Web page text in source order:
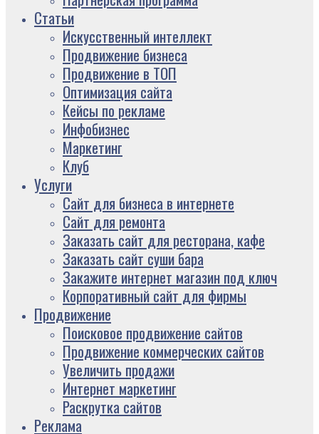
Статьи
Искусственный интеллект
Продвижение бизнеса
Продвижение в ТОП
Оптимизация сайта
Кейсы по рекламе
Инфобизнес
Маркетинг
Клуб
Услуги
Сайт для бизнеса в интернете
Сайт для ремонта
Заказать сайт для ресторана, кафе
Заказать сайт суши бара
Закажите интернет магазин под ключ
Корпоративный сайт для фирмы
Продвижение
Поисковое продвижение сайтов
Продвижение коммерческих сайтов
Увеличить продажи
Интернет маркетинг
Раскрутка сайтов
Реклама